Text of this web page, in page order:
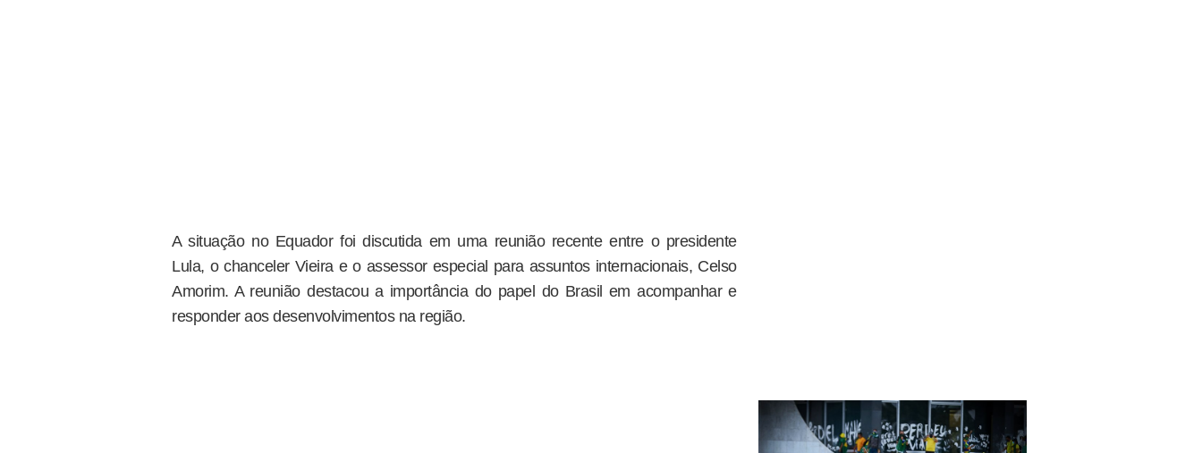
A situação no Equador foi discutida em uma reunião recente entre o presidente
Lula, o chanceler Vieira e o assessor especial para assuntos internacionais, Celso
Amorim. A reunião destacou a importância do papel do Brasil em acompanhar e
responder aos desenvolvimentos na região.